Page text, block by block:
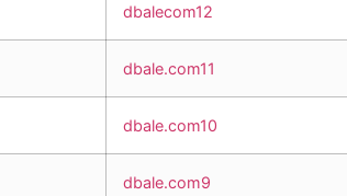
dbalecom12
dbale.com11
dbale.com10
dbale.com9